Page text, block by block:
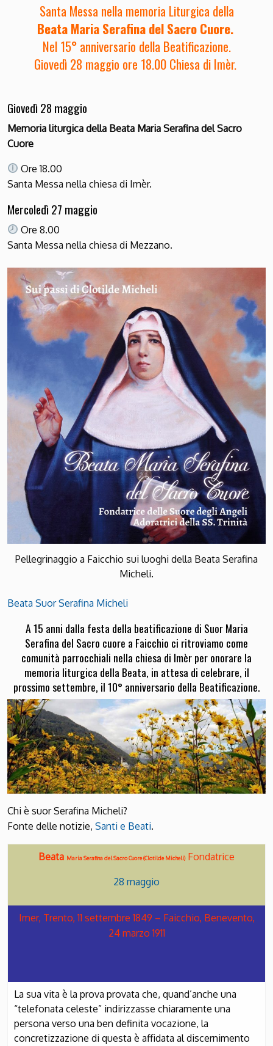
Santa Messa nella memoria Liturgica della
Beata Maria Serafina del Sacro Cuore.
Nel 15° anniversario della Beatificazione.
Giovedì 28 maggio ore 18.00 Chiesa di Imèr.
Giovedì 28 maggio
Memoria liturgica della Beata Maria Serafina del Sacro
Cuore
Ore 18.00
Santa Messa nella chiesa di Imèr.
Mercoledì 27 maggio
Ore 8.00
Santa Messa nella chiesa di Mezzano.
Pellegrinaggio a Faicchio sui luoghi della Beata Serafina
Micheli.
Beata Suor Serafina Micheli
A 15 anni dalla festa della beatificazione di Suor Maria
Serafina del Sacro cuore a Faicchio ci ritroviamo come
comunità parrocchiali nella chiesa di Imèr per onorare la
memoria liturgica della Beata, in attesa di celebrare, il
prossimo settembre, il 10° anniversario della Beatificazione.
Chi è suor Serafina Micheli?
Fonte delle notizie, Santi e Beati.
Beata Maria Serafina del Sacro Cuore (Clotilde Micheli)Fondatrice
28 maggio
Imer, Trento, 11 settembre 1849 – Faicchio, Benevento,
24 marzo 1911
La sua vita è la prova provata che, quand’anche una
“telefonata celeste” indirizzasse chiaramente una
persona verso una ben definita vocazione, la
concretizzazione di questa è affidata al discernimento